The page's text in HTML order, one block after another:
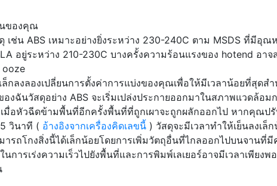
นของคุณ
เช่น ABS เหมาะอย่างยิ่งระหว่าง 230-240C ตาม MSDS ที่มีอุณ
อยู่ระหว่าง 210-230C บางครั้งความร้อนแรงของ hotend อาจ
ooze
กลงลองเปลี่ยนการตั้งค่าการแบ่งของคุณเพื่อให้มีเวลาน้อยที่สุดส
งฉันวัสดุอย่าง ABS จะเริ่มเปล่งประกายออกมาในสภาพแวดล้อม
มื่อหัวฉีดข้ามพื้นที่อีกครั้งพื้นที่ที่ถูกเผาจะถูกผลักออกไป หากคุณปรั
วินาที ( อ้างอิงจากเครื่องคิดเลขนี้ ) วัสดุจะมีเวลาทำให้เย็นลงเล็
รถโกงสิ่งนี้ได้เล็กน้อยโดยการเพิ่มวัตถุอื่นที่ไกลออกไปบนจานที่มี
นการเร่งความเร็วไปยังพื้นที่และการพิมพ์เลเยอร์อาจมีเวลาเพียงพอ